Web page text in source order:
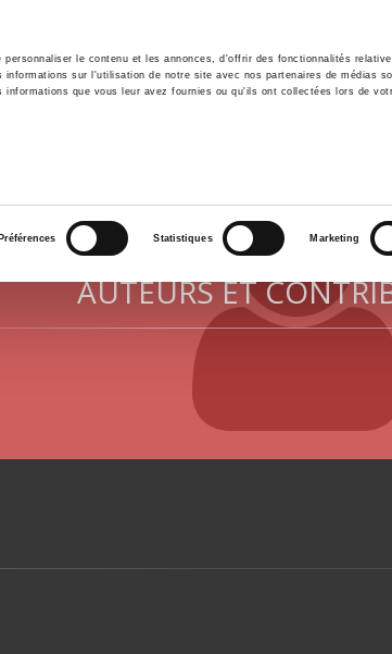
personnaliser le contenu et les annonces, d'offrir des fonctionnalités
informations sur l'utilisation de notre site avec nos partenaires de médias
informations que vous leur avez fournies ou qu'ils ont collectées lors de
Préférences Statistiques Marketing
Accueil Environnement Histoire
AUTEURS ET